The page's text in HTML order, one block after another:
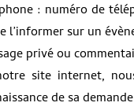
: numéro de
l’informer sur un
privé ou
site internet,
de sa